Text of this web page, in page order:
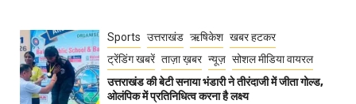
Sports उत्तराखंड ऋषिकेश खबर हटकर
ट्रेंडिंग खबरें ताज़ा ख़बर न्यूज़ सोशल मीडिया वायरल
उत्तराखंड की बेटी सनाया भंडारी ने तीरंदाजी में जीता गोल्ड,
ओलंपिक में प्रतिनिधित्व करना है लक्ष्य